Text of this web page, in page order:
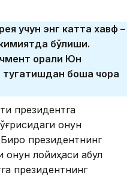
учун энг катта хавф –
бўлиши.
орқали Юн
тугатишдан бошқа чора
президентга
қонун
президентнинг
лойиҳаси қабул
президентнинг